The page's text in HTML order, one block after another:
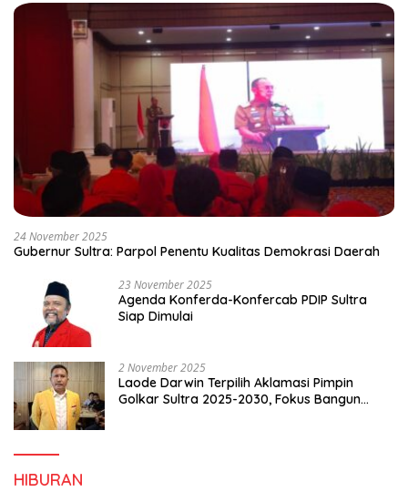
24 November 2025
Gubernur Sultra: Parpol Penentu Kualitas Demokrasi Daerah
23 November 2025
Agenda Konferda-Konfercab PDIP Sultra
Siap Dimulai
2 November 2025
Laode Darwin Terpilih Aklamasi Pimpin
Golkar Sultra 2025-2030, Fokus Bangun
HIBURAN